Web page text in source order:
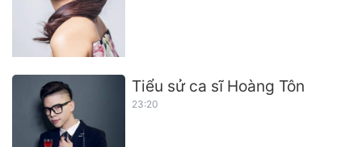
Tiểu sử ca sĩ Hoàng Tôn
23:20